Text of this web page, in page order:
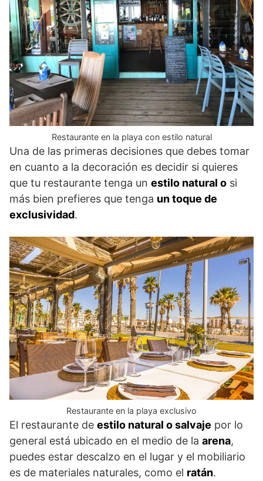
Restaurante en la playa con estilo natural
Una de las primeras decisiones que debes tomar
en cuanto a la decoración es decidir si quieres
que tu restaurante tenga un estilo natural o si
más bien prefieres que tenga un toque de
exclusividad.
Restaurante en la playa exclusivo
El restaurante de estilo natural o salvaje por lo
general está ubicado en el medio de la arena,
puedes estar descalzo en el lugar y el mobiliario
es de materiales naturales, como el ratán.